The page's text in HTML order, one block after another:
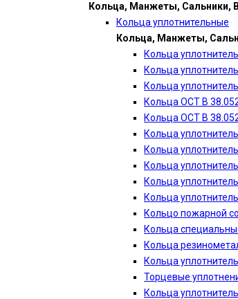
Кольца, Манжеты, Сальники,
Кольца уплотнительные
Кольца, Манжеты,
Кольца
Кольца
Кольца
Кольца ОСТ В
Кольца ОСТ В
Кольца
Кольца
Кольца
Кольца
Кольца
Кольцо пожарной
Кольца
Кольца
Кольца
Торцевые
Кольца